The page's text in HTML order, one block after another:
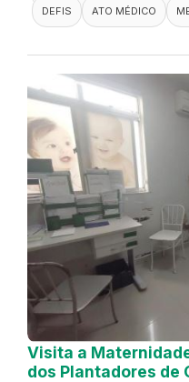
DEFIS
ATO MÉDICO
Visita a
dos Plantadores de